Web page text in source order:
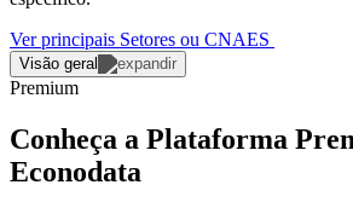
Ver principais Setores ou CNAES
Visão geral
Premium
Conheça a Plataforma
Econodata